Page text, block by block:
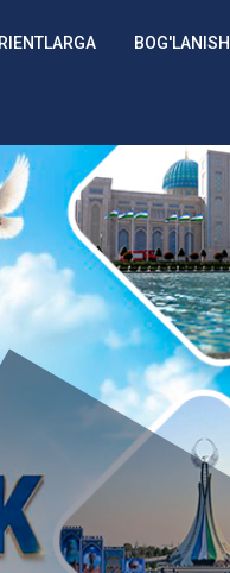
BOG'LANISH